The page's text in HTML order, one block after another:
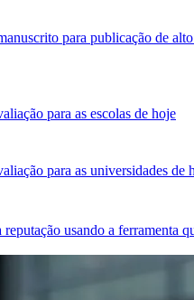
para publicação de
para as escolas de hoje
para as universidades de
usando a ferramenta